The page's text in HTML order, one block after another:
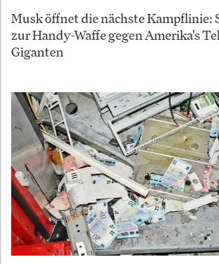
Musk öffnet die nächste Kampflinie:
zur Handy-Waffe gegen Amerika's
Giganten